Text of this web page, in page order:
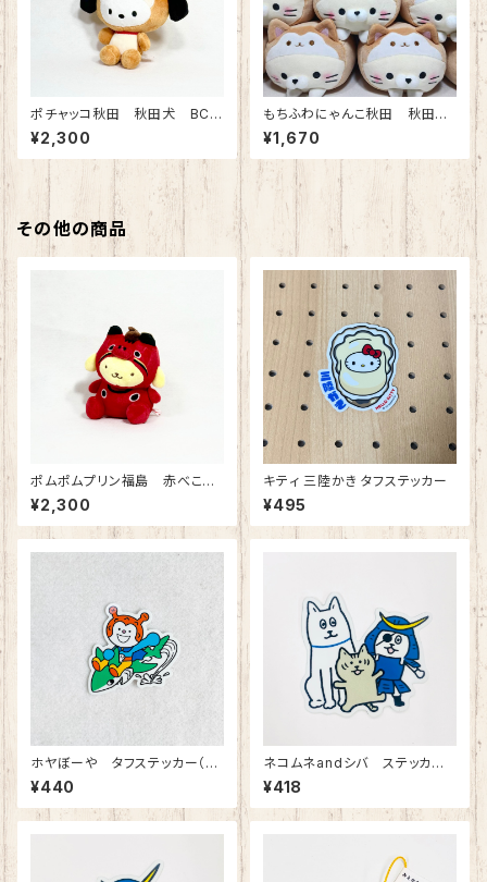
ポチャッコ秋田 秋田犬 BCマ
スコット
¥2,300
もちふわにゃんこ秋田 秋田
犬 ぬいぐるみ
¥1,670
その他の商品
ポムポムプリン福島 赤べこ
BCマスコット
¥2,300
キティ 三陸かき タフステッカー
¥495
ホヤぼーや タフステッカー（サ
メ）
¥440
ネコムネandシバ ステッカー
（オール）
¥418